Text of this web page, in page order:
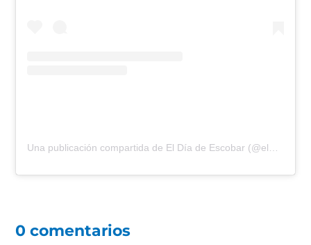
Una publicación compartida de El Día de Escobar (@eldiadeescobar)
0 comentarios